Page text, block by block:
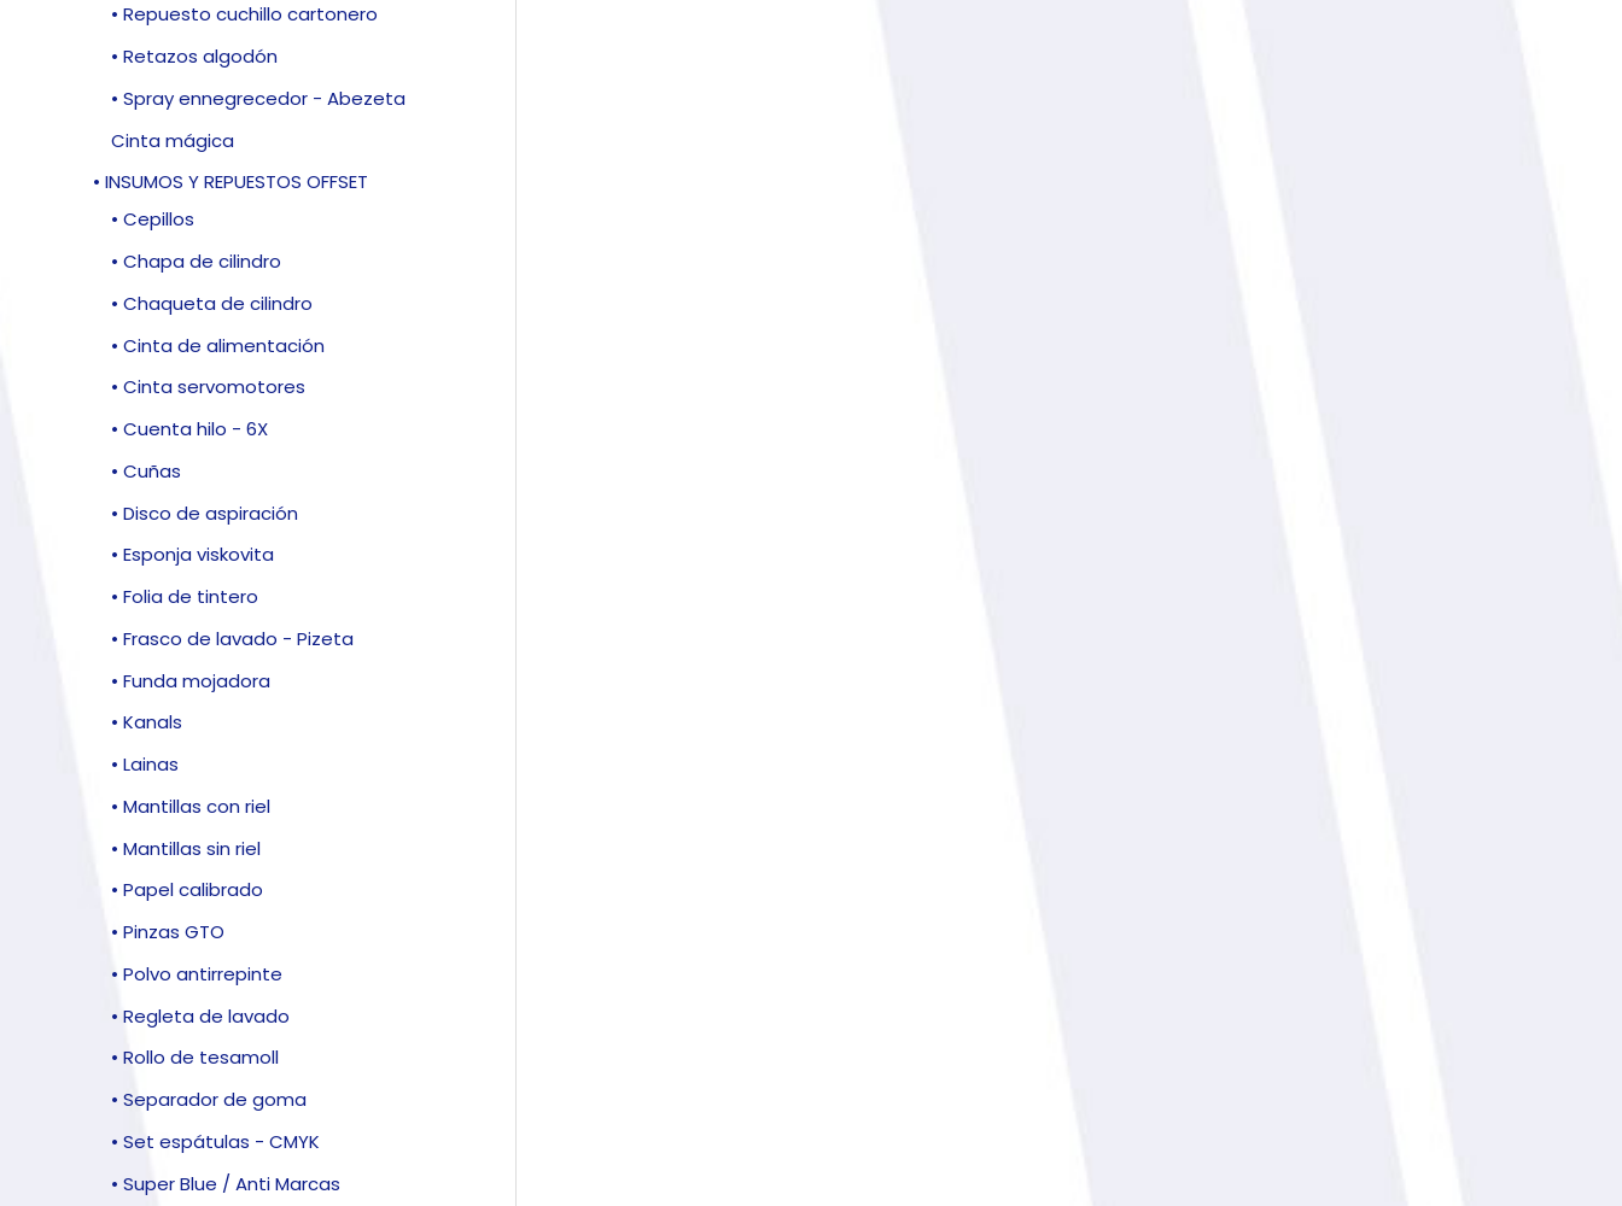
• Repuesto cuchillo cartonero
• Retazos algodón
• Spray ennegrecedor - Abezeta
Cinta mágica
• INSUMOS Y REPUESTOS OFFSET
• Cepillos
• Chapa de cilindro
• Chaqueta de cilindro
• Cinta de alimentación
• Cinta servomotores
• Cuenta hilo - 6X
• Cuñas
• Disco de aspiración
• Esponja viskovita
• Folia de tintero
• Frasco de lavado - Pizeta
• Funda mojadora
• Kanals
• Lainas
• Mantillas con riel
• Mantillas sin riel
• Papel calibrado
• Pinzas GTO
• Polvo antirrepinte
• Regleta de lavado
• Rollo de tesamoll
• Separador de goma
• Set espátulas - CMYK
• Super Blue / Anti Marcas